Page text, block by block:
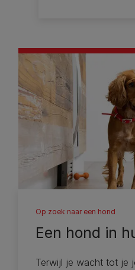
Op zoek naar een hond
Een hond in
Terwijl je wacht tot je